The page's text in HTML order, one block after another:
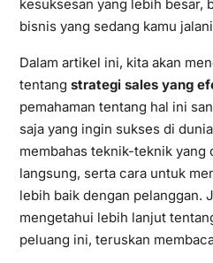
kesuksesan yang lebih besar,
bisnis yang sedang kamu
Dalam artikel ini, kita akan
tentang strategi sales yang
pemahaman tentang hal ini
saja yang ingin sukses di
membahas teknik-teknik yang
langsung, serta cara untuk
lebih baik dengan pelanggan.
mengetahui lebih lanjut
peluang ini, teruskan